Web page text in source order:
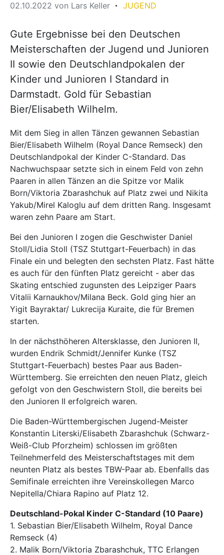
02.10.2022 von Lars Keller JUGEND
Gute Ergebnisse bei den Deutschen
Meisterschaften der Jugend und Junioren
II sowie den Deutschlandpokalen der
Kinder und Junioren I Standard in
Darmstadt. Gold für Sebastian
Bier/Elisabeth Wilhelm.
Mit dem Sieg in allen Tänzen gewannen Sebastian
Bier/Elisabeth Wilhelm (Royal Dance Remseck) den
Deutschlandpokal der Kinder C-Standard. Das
Nachwuchspaar setzte sich in einem Feld von zehn
Paaren in allen Tänzen an die Spitze vor Malik
Born/Viktoria Zbarashchuk auf Platz zwei und Nikita
Yakub/Mirel Kaloglu auf dem dritten Rang. Insgesamt
waren zehn Paare am Start.
Bei den Junioren I zogen die Geschwister Daniel
Stoll/Lidia Stoll (TSZ Stuttgart-Feuerbach) in das
Finale ein und belegten den sechsten Platz. Fast hätte
es auch für den fünften Platz gereicht - aber das
Skating entschied zugunsten des Leipziger Paars
Vitalii Karnaukhov/Milana Beck. Gold ging hier an
Yigit Bayraktar/ Lukrecija Kuraite, die für Bremen
starten.
In der nächsthöheren Altersklasse, den Junioren II,
wurden Endrik Schmidt/Jennifer Kunke (TSZ
Stuttgart-Feuerbach) bestes Paar aus Baden-
Württemberg. Sie erreichten den neuen Platz, gleich
gefolgt von den Geschwistern Stoll, die bereits bei
den Junioren II erfolgreich waren.
Die Baden-Württembergischen Jugend-Meister
Konstantin Literski/Elisabeth Zbarashchuk (Schwarz-
Weiß-Club Pforzheim) schlossen im größten
Teilnehmerfeld des Meisterschaftstages mit dem
neunten Platz als bestes TBW-Paar ab. Ebenfalls das
Semifinale erreichten ihre Vereinskollegen Marco
Nepitella/Chiara Rapino auf Platz 12.
Deutschland-Pokal Kinder C-Standard (10 Paare)
1. Sebastian Bier/Elisabeth Wilhelm, Royal Dance
Remseck (4)
2. Malik Born/Viktoria Zbarashchuk, TTC Erlangen